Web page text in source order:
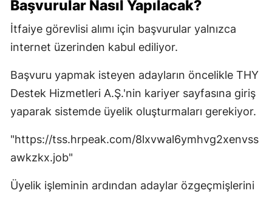
Başvurular Nasıl Yapılacak?
İtfaiye görevlisi alımı için başvurular yalnızca
internet üzerinden kabul ediliyor.
Başvuru yapmak isteyen adayların öncelikle THY
Destek Hizmetleri A.Ş.'nin kariyer sayfasına giriş
yaparak sistemde üyelik oluşturmaları gerekiyor.
"https://tss.hrpeak.com/8lxvwal6ymhvg2xenvss
awkzkx.job"
Üyelik işleminin ardından adaylar özgeçmişlerini